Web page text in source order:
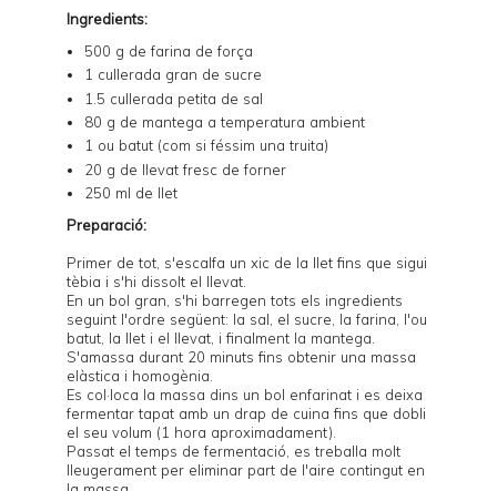
Ingredients:
500 g de farina de força
1 cullerada gran de sucre
1.5 cullerada petita de sal
80 g de mantega a temperatura ambient
1 ou batut (com si féssim una truita)
20 g de llevat fresc de forner
250 ml de llet
Preparació:
Primer de tot, s'escalfa un xic de la llet fins que sigui
tèbia i s'hi dissolt el llevat.
En un bol gran, s'hi barregen tots els ingredients
seguint l'ordre següent: la sal, el sucre, la farina, l'ou
batut, la llet i el llevat, i finalment la mantega.
S'amassa durant 20 minuts fins obtenir una massa
elàstica i homogènia.
Es col·loca la massa dins un bol enfarinat i es deixa
fermentar tapat amb un drap de cuina fins que dobli
el seu volum (1 hora aproximadament).
Passat el temps de fermentació, es treballa molt
lleugerament per eliminar part de l'aire contingut en